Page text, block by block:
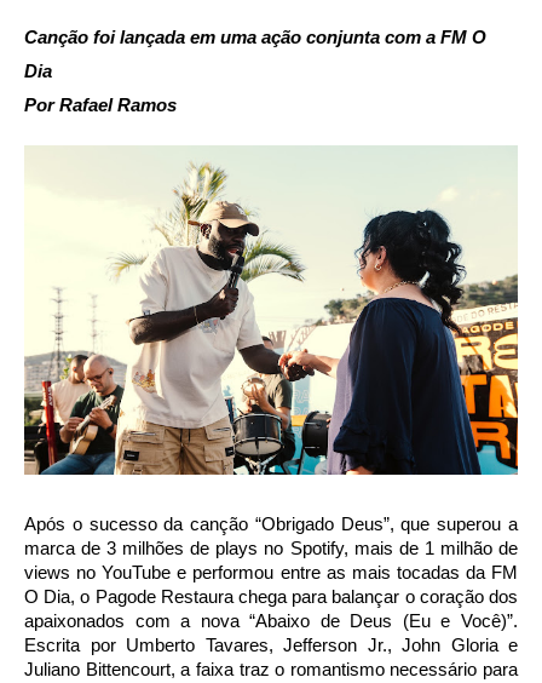
Canção foi lançada em uma ação conjunta com a FM O
Dia
Por Rafael Ramos
Após o sucesso da canção “Obrigado Deus”, que superou a
marca de 3 milhões de plays no Spotify, mais de 1 milhão de
views no YouTube e performou entre as mais tocadas da FM
O Dia, o Pagode Restaura chega para balançar o coração dos
apaixonados com a nova “Abaixo de Deus (Eu e Você)”.
Escrita por Umberto Tavares, Jefferson Jr., John Gloria e
Juliano Bittencourt, a faixa traz o romantismo necessário para